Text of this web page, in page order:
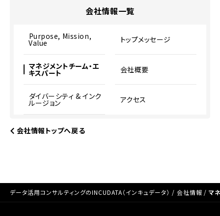
会社情報一覧
Purpose, Mission,
Value トップメッセージ
マネジメントチーム・エ
キスパート 会社概要
ダイバーシティ & インク
ルージョン アクセス
会社情報トップへ戻る
データ活用コンサルティングのINCUDATA（インキュデータ） / 会社情報 /マ